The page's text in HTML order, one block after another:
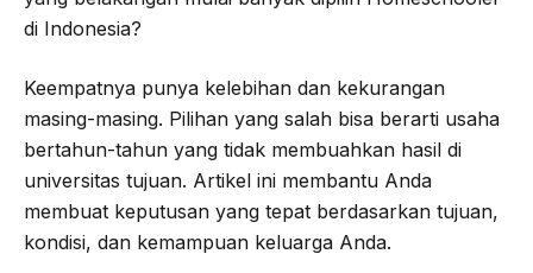
di Indonesia?
Keempatnya punya kelebihan dan kekurangan
masing-masing. Pilihan yang salah bisa berarti usaha
bertahun-tahun yang tidak membuahkan hasil di
universitas tujuan. Artikel ini membantu Anda
membuat keputusan yang tepat berdasarkan tujuan,
kondisi, dan kemampuan keluarga Anda.